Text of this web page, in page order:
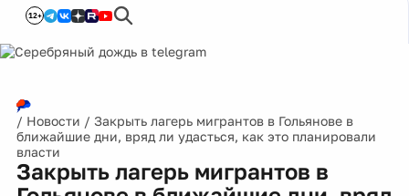
12+
/ Новости / Закрыть лагерь мигрантов в Гольянове в
ближайшие дни, вряд ли удасться, как это планировали
власти
Закрыть лагерь мигрантов в